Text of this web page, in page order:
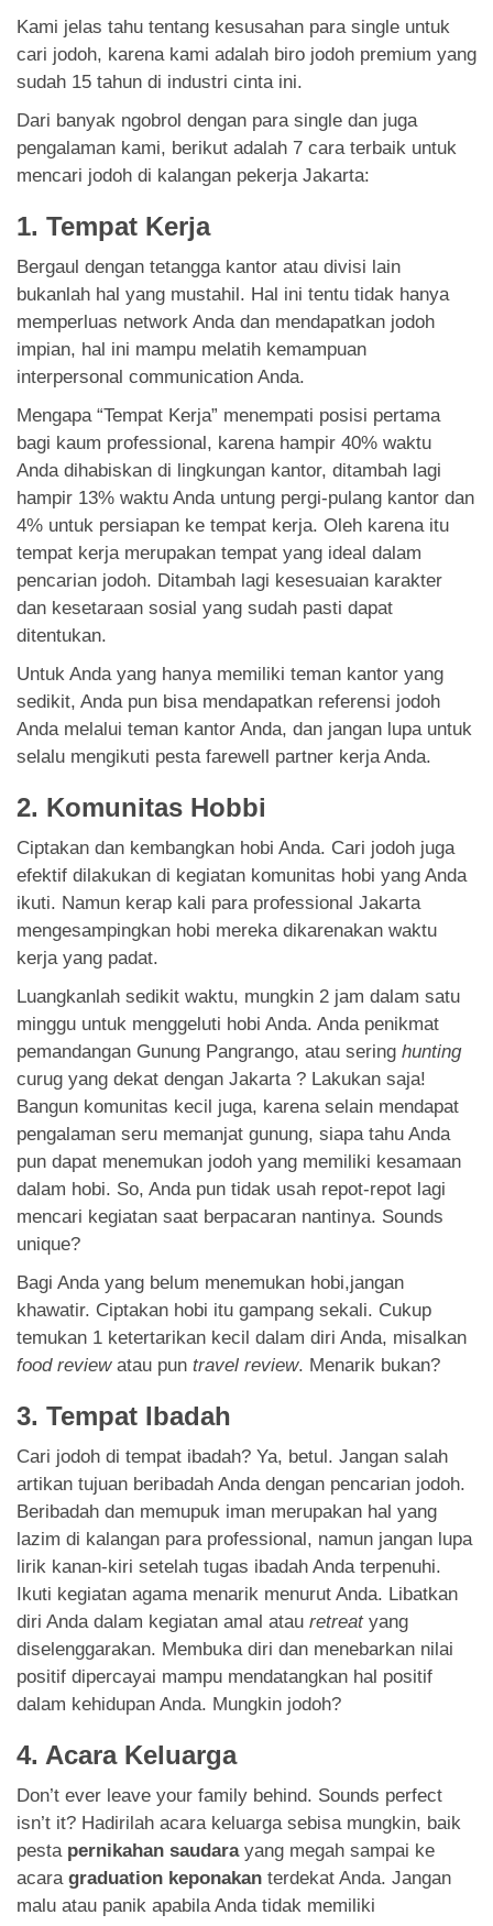
Kami jelas tahu tentang kesusahan para single untuk
cari jodoh, karena kami adalah biro jodoh premium yang
sudah 15 tahun di industri cinta ini.
Dari banyak ngobrol dengan para single dan juga
pengalaman kami, berikut adalah 7 cara terbaik untuk
mencari jodoh di kalangan pekerja Jakarta:
1. Tempat Kerja
Bergaul dengan tetangga kantor atau divisi lain
bukanlah hal yang mustahil. Hal ini tentu tidak hanya
memperluas network Anda dan mendapatkan jodoh
impian, hal ini mampu melatih kemampuan
interpersonal communication Anda.
Mengapa “Tempat Kerja” menempati posisi pertama
bagi kaum professional, karena hampir 40% waktu
Anda dihabiskan di lingkungan kantor, ditambah lagi
hampir 13% waktu Anda untung pergi-pulang kantor dan
4% untuk persiapan ke tempat kerja. Oleh karena itu
tempat kerja merupakan tempat yang ideal dalam
pencarian jodoh. Ditambah lagi kesesuaian karakter
dan kesetaraan sosial yang sudah pasti dapat
ditentukan.
Untuk Anda yang hanya memiliki teman kantor yang
sedikit, Anda pun bisa mendapatkan referensi jodoh
Anda melalui teman kantor Anda, dan jangan lupa untuk
selalu mengikuti pesta farewell partner kerja Anda.
2. Komunitas Hobbi
Ciptakan dan kembangkan hobi Anda. Cari jodoh juga
efektif dilakukan di kegiatan komunitas hobi yang Anda
ikuti. Namun kerap kali para professional Jakarta
mengesampingkan hobi mereka dikarenakan waktu
kerja yang padat.
Luangkanlah sedikit waktu, mungkin 2 jam dalam satu
minggu untuk menggeluti hobi Anda. Anda penikmat
pemandangan Gunung Pangrango, atau sering hunting
curug yang dekat dengan Jakarta ? Lakukan saja!
Bangun komunitas kecil juga, karena selain mendapat
pengalaman seru memanjat gunung, siapa tahu Anda
pun dapat menemukan jodoh yang memiliki kesamaan
dalam hobi. So, Anda pun tidak usah repot-repot lagi
mencari kegiatan saat berpacaran nantinya. Sounds
unique?
Bagi Anda yang belum menemukan hobi,jangan
khawatir. Ciptakan hobi itu gampang sekali. Cukup
temukan 1 ketertarikan kecil dalam diri Anda, misalkan
food review atau pun travel review. Menarik bukan?
3. Tempat Ibadah
Cari jodoh di tempat ibadah? Ya, betul. Jangan salah
artikan tujuan beribadah Anda dengan pencarian jodoh.
Beribadah dan memupuk iman merupakan hal yang
lazim di kalangan para professional, namun jangan lupa
lirik kanan-kiri setelah tugas ibadah Anda terpenuhi.
Ikuti kegiatan agama menarik menurut Anda. Libatkan
diri Anda dalam kegiatan amal atau retreat yang
diselenggarakan. Membuka diri dan menebarkan nilai
positif dipercayai mampu mendatangkan hal positif
dalam kehidupan Anda. Mungkin jodoh?
4. Acara Keluarga
Don’t ever leave your family behind. Sounds perfect
isn’t it? Hadirilah acara keluarga sebisa mungkin, baik
pesta pernikahan saudarayang megah sampai ke
acara graduation keponakan terdekat Anda. Jangan
malu atau panik apabila Anda tidak memiliki